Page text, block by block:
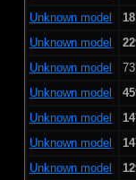
Unknown model
Unknown model
Unknown model
Unknown model
Unknown model
Unknown model
Unknown model